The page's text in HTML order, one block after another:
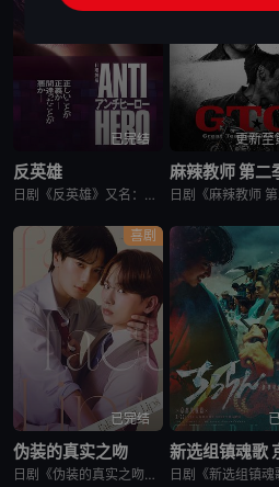
已完结
反英雄
日剧《反英雄》又名：ANTI HERO,アンチヒーロー，讲述了：本剧超越了“律政电视剧”的框架，通过长谷川博己饰演的反英雄，向观众传达“正义到底是什么?”“被认为是世上的恶，真的是坏事吗?”，以快速的
更新至
麻辣教师 第二
喜剧
已完结
伪装的真实之吻
日剧《伪装的真实之吻》又名：Fake Fact Lips,フェイクファクトリップス，讲述了：四谷良与志藤全自高中时代起便是竞争对手，如今又成为营业部同期。同样优秀的两人，从成绩、运动到情人节巧克力数量